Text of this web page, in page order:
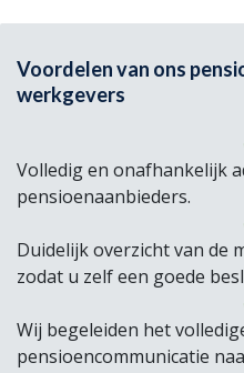
Voordelen van ons
werkgevers
Volledig en onafhankelijk
pensioenaanbieders.
Duidelijk overzicht van de
zodat u zelf een goede
Wij begeleiden het
pensioencommunicatie